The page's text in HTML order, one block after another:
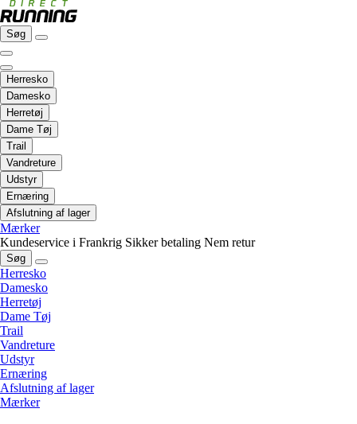
Søg
Herresko
Damesko
Herretøj
Dame Tøj
Trail
Vandreture
Udstyr
Ernæring
Afslutning af lager
Mærker
Kundeservice i Frankrig Sikker betaling Nem retur
Søg
Herresko
Damesko
Herretøj
Dame Tøj
Trail
Vandreture
Udstyr
Ernæring
Afslutning af lager
Mærker